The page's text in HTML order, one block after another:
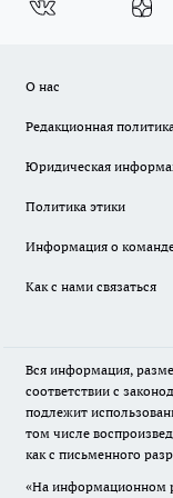
О нас
Редакционная
Юридическая
Политика этики
Информация о
Как с нами связаться
Вся информация,
соответствии с
подлежит
том числе
как с письменного
«На информационном